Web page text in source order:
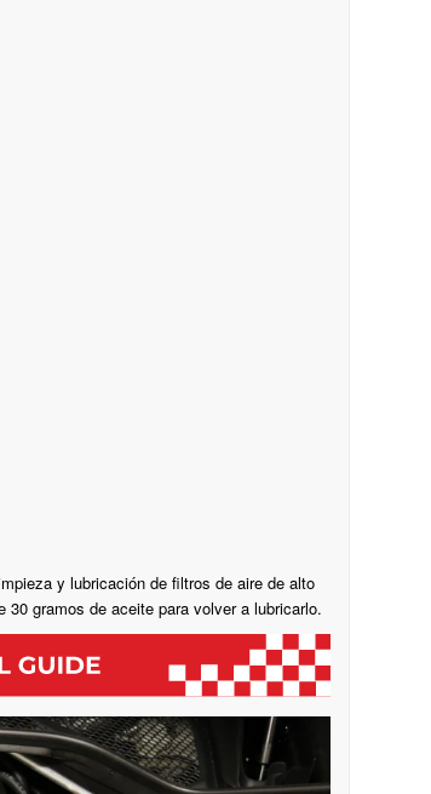
y lubricación de filtros de aire de alto
gramos de aceite para volver a lubricarlo.